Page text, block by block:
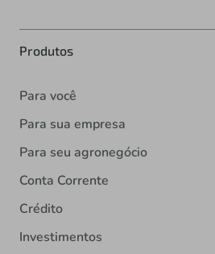
Produtos
Para você
Para sua empresa
Para seu agronegócio
Conta Corrente
Crédito
Investimentos